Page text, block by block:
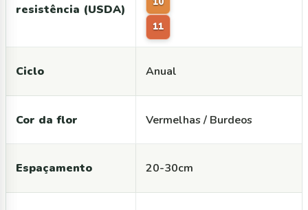
resistência (USDA)
11
Ciclo Anual
Cor da flor Vermelhas / Burdeos
Espaçamento 20-30cm